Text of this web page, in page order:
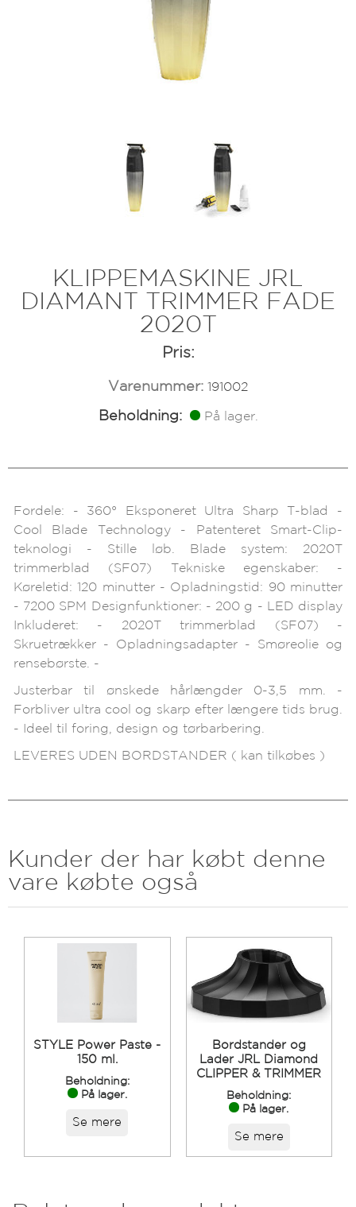
KLIPPEMASKINE JRL
DIAMANT TRIMMER FADE
2020T
Pris:
Varenummer: 191002
Beholdning: På lager.
Fordele: - 360° Eksponeret Ultra Sharp T-blad -
Cool Blade Technology - Patenteret Smart-Clip-
teknologi - Stille løb. Blade system: 2020T
trimmerblad (SF07) Tekniske egenskaber: -
Køreletid: 120 minutter - Opladningstid: 90 minutter
- 7200 SPM Designfunktioner: - 200 g - LED display
Inkluderet: - 2020T trimmerblad (SF07) -
Skruetrækker - Opladningsadapter - Smøreolie og
rensebørste. -
Justerbar til ønskede hårlængder 0-3,5 mm. -
Forbliver ultra cool og skarp efter længere tids brug.
- Ideel til foring, design og tørbarbering.
LEVERES UDEN BORDSTANDER ( kan tilkøbes )
Kunder der har købt denne
vare købte også
STYLE Power Paste -
150 ml.
Beholdning:
På lager.
Se mere
Bordstander og
Lader JRL Diamond
CLIPPER & TRIMMER
Beholdning:
På lager.
Se mere